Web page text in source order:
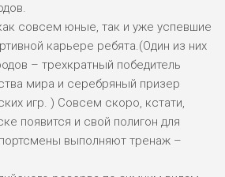
совсем юные, так и уже успевшие
карьере ребята.(Один из них
– трехкратный победитель
мира и серебряный призер
игр. ) Совсем скоро, кстати,
появится и свой полигон для
выполняют тренаж –